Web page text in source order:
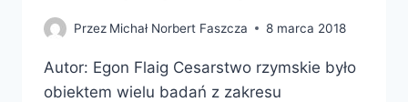
Przez Michał Norbert Faszcza 8 marca 2018
Autor: Egon Flaig Cesarstwo rzymskie było
obiektem wielu badań z zakresu